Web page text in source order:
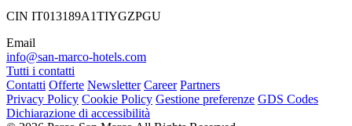
CIN IT013189A1TIYGZPGU
Email
info@san-marco-hotels.com
Tutti i contatti
Contatti Offerte Newsletter Career Partners
Privacy Policy Cookie Policy Gestione preferenze GDS Codes
Dichiarazione di accessibilità